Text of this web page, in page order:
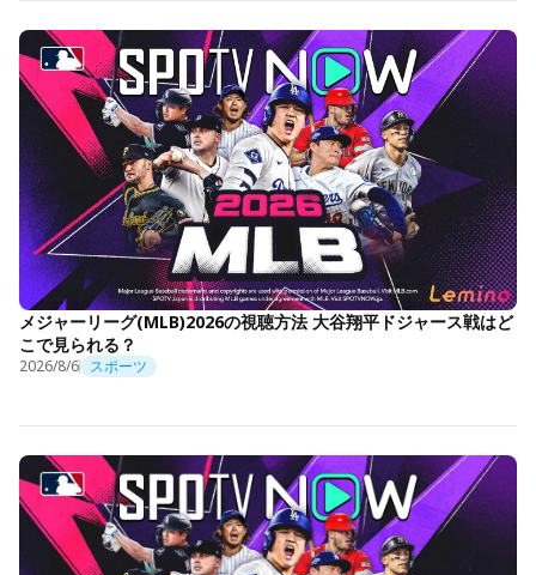
メジャーリーグ(MLB)2026の視聴方法 大谷翔平ドジャース戦はど
こで見られる？
2026/8/6 スポーツ